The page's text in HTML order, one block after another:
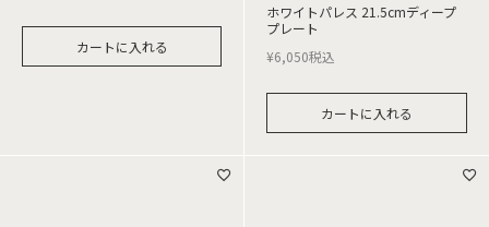
カートに入れる
ホワイトパレス 21.5cmディープ
プレート
¥6,050税込
カートに入れる